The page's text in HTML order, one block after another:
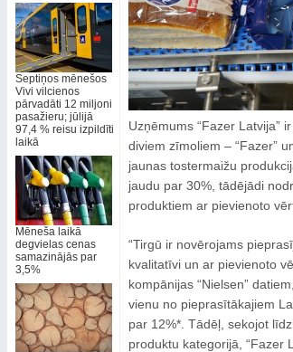
Septiņos mēnešos
Vivi vilcienos
pārvadāti 12 miljoni
pasažieru; jūlijā
97,4 % reisu izpildīti
laikā
Mēneša laikā
degvielas cenas
samazinājās par
3,5%
Uzņēmums “Fazer Latvija”
diviem zīmoliem – “Fazer”
jaunas tostermaižu
jaudu par 30%, tādējādi
produktiem ar pievienoto
“Tirgū ir novērojams
kvalitatīvi un ar pievienoto
kompānijas “Nielsen”
vienu no pieprasītākajiem
par 12%*. Tādēļ, sekojot
produktu kategorijā, “Fazer